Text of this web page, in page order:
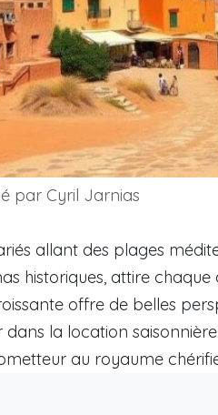
par Cyril Jarnias
allant des plages
historiques, attire
offre de belles
la location
au royaume